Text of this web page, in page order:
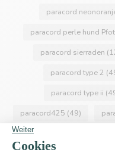
paracord
paracord perle hund
paracord sierraden
paracord type 2
paracord type ii
paracord425 (49)
paracordkralen